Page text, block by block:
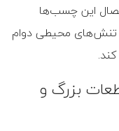
این چسب‌ها
تنش‌های محیطی دوام
بزرگ و